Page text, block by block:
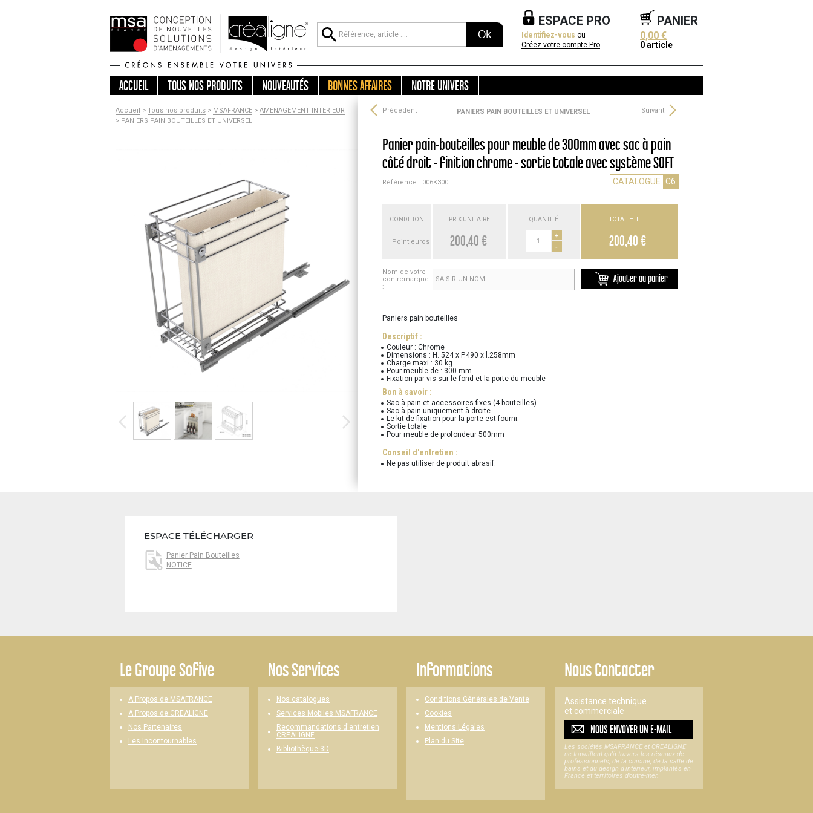
Ok
ESPACE PRO
Identifiez-vous ou
Créez votre compte Pro
PANIER
0,00 €
0article
ACCUEIL TOUSNOS PRODUITS NOUVEAUTÉS BONNES AFFAIRES NOTRE UNIVERS
Accueil > Tous nos produits> MSAFRANCE> AMENAGEMENT INTERIEUR
> PANIERS PAIN BOUTEILLES ET UNIVERSEL
Précédent PANIERS PAIN BOUTEILLES ET UNIVERSEL Suivant
Panier pain-bouteilles pour meuble de 300mm avec sac à pain
côté droit - finition chrome - sortie totale avec système SOFT
Référence : 006K300 CATALOGUE C6
CONDITION
Point euros
PRIX UNITAIRE
200,40 €
QUANTITÉ
+
-
TOTAL H.T.
200,40 €
Nom de votre
contremarque
:
Ajouter au panier
Paniers pain bouteilles
Descriptif :
Couleur : Chrome
Dimensions : H. 524 x P.490 x l.258mm
Charge maxi : 30 kg
Pour meuble de : 300 mm
Fixation par vis sur le fond et la porte du meuble
Bon à savoir :
Sac à pain et accessoires fixes (4 bouteilles).
Sac à pain uniquement à droite.
Le kit de fixation pour la porte est fourni.
Sortie totale
Pour meuble de profondeur 500mm
Conseil d'entretien :
Ne pas utiliser de produit abrasif.
ESPACE TÉLÉCHARGER
Panier Pain Bouteilles
NOTICE
LeGroupe Sofive
A Propos de MSAFRANCE
A Propos de CREALIGNE
Nos Partenaires
Les Incontournables
Nos Services
Nos catalogues
Services Mobiles MSAFRANCE
Recommandations d'entretien
CREALIGNE
Bibliothèque 3D
Informations
Conditions Générales de Vente
Cookies
Mentions Légales
Plan du Site
Nous Contacter
Assistance technique
et commerciale
NOUS ENVOYER UNE-MAIL
Les sociétés MSAFRANCE et CREALIGNE
ne travaillent qu'à travers les réseaux de
professionnels, de la cuisine, de la salle de
bains et du design d'intérieur, implantés en
France et territoires d’outre-mer.